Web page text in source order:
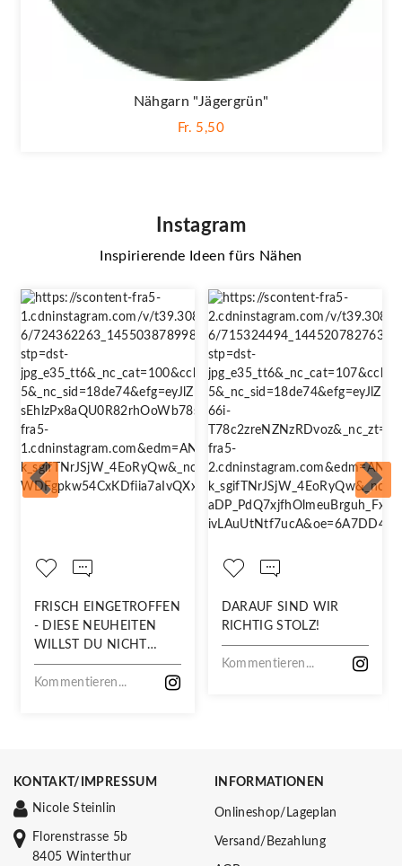
Nähgarn "jägergrün"
Fr. 5,50
Instagram
Inspirierende Ideen fürs Nähen
FRISCH EINGETROFFEN
- DIESE NEUHEITEN
WILLST DU NICHT
VERPASSEN!
Kommentieren...
DARAUF SIND WIR
RICHTIG STOLZ!
Kommentieren...
KONTAKT/IMPRESSUM
Nicole Steinlin
Florenstrasse 5b
8405 Winterthur
INFORMATIONEN
Onlineshop/Lageplan
Versand/Bezahlung